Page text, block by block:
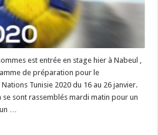
est entrée en stage hier à Nabeul ,
de préparation pour le
Tunisie 2020 du 16 au 26 janvier.
se sont rassemblés mardi matin pour un
…